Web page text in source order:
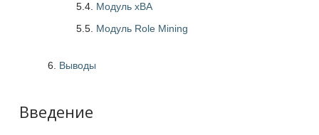
5.4. Модуль xBA
5.5. Модуль Role Mining
Выводы
Введение